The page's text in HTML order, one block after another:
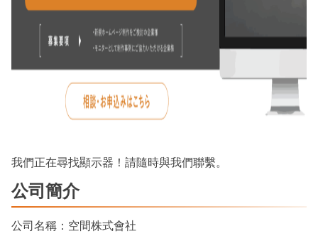
我們正在尋找顯示器！請隨時與我們聯繫。
公司簡介
公司名稱：空間株式會社